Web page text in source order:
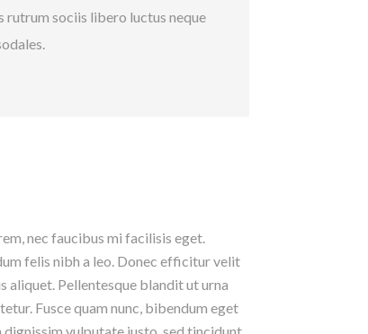
rutrum sociis libero luctus neque
nec faucibus mi facilisis eget.
felis nibh a leo. Donec efficitur velit
aliquet. Pellentesque blandit ut urna
Fusce quam nunc, bibendum eget